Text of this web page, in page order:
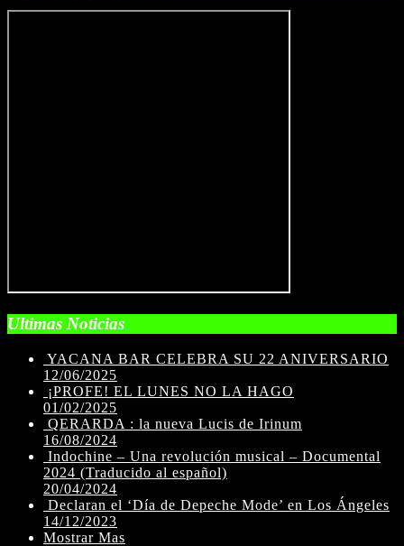
Ultimas Noticias
YACANA BAR CELEBRA SU 22 ANIVERSARIO
12/06/2025
¡PROFE! EL LUNES NO LA HAGO
01/02/2025
QERARDA : la nueva Lucis de Irinum
16/08/2024
Indochine – Una revolución musical – Documental
2024 (Traducido al español)
20/04/2024
Declaran el ‘Día de Depeche Mode’ en Los Ángeles
14/12/2023
Mostrar Mas